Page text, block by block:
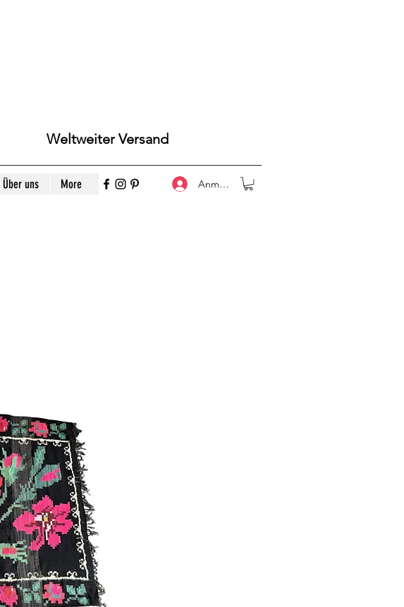
Weltweiter Versand
Über uns More Anmelden